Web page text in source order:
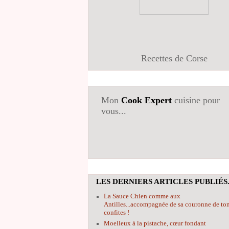
Recettes de Corse
Mon Cook Expert cuisine pour
vous...
LES DERNIERS ARTICLES
La Sauce Chien comme aux
Antilles...accompagnée de sa couronne de
confites !
Moelleux à la pistache, cœur fondant